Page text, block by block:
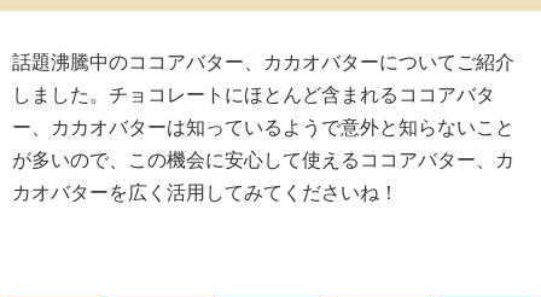
話題沸騰中のココアバター、カカオバターについてご紹介
しました。チョコレートにほとんど含まれるココアバタ
ー、カカオバターは知っているようで意外と知らないこと
が多いので、この機会に安心して使えるココアバター、カ
カオバターを広く活用してみてくださいね！